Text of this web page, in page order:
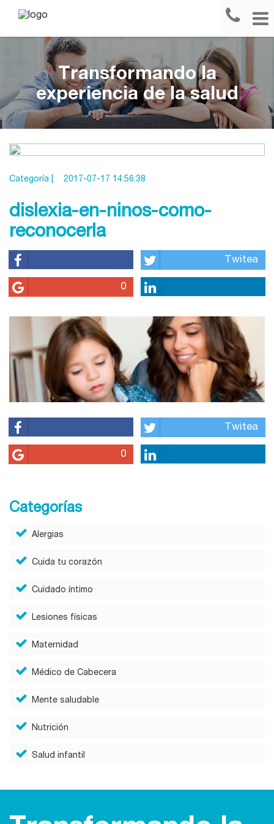
Transformando la
experiencia de la salud
Categoría | 2017-07-17 14:56:38
dislexia-en-ninos-como-
reconocerla
Twitea
0
Twitea
0
Categorías
Alergias
Cuida tu corazón
Cuidado íntimo
Lesiones físicas
Maternidad
Médico de Cabecera
Mente saludable
Nutrición
Salud infantil